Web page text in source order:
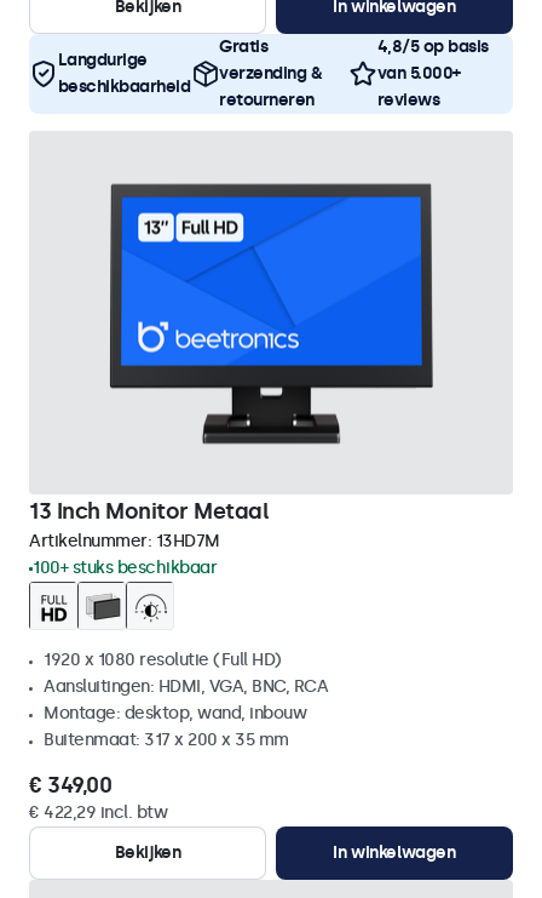
Bekijken In winkelwagen
Langdurige
beschikbaarheid
Gratis
verzending &
retourneren
4,8/5 op basis
van 5.000+
reviews
13 Inch Monitor Metaal
Artikelnummer: 13HD7M
100+ stuks beschikbaar
1920 x 1080 resolutie (Full HD)
Aansluitingen: HDMI, VGA, BNC, RCA
Montage: desktop, wand, inbouw
Buitenmaat: 317 x 200 x 35 mm
€ 349,00
€ 422,29 incl. btw
Bekijken
In winkelwagen